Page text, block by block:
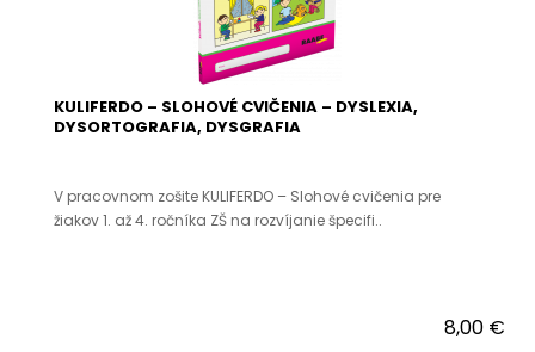
KULIFERDO – SLOHOVÉ CVIČENIA – DYSLEXIA,
DYSORTOGRAFIA, DYSGRAFIA
V pracovnom zošite KULIFERDO – Slohové cvičenia pre
žiakov 1. až 4. ročníka ZŠ na rozvíjanie špecifi..
8,00 €